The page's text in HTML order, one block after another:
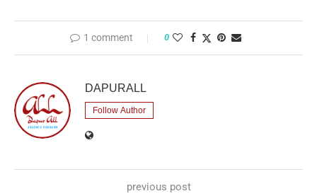
1 comment 0
DAPURALL
Follow Author
previous post